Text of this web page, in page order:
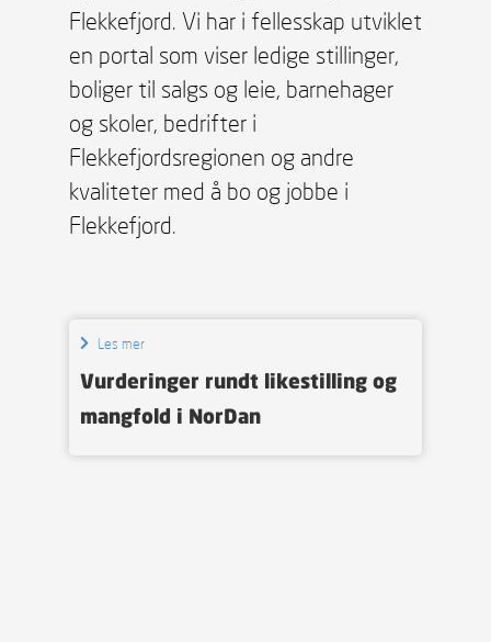
Flekkefjord. Vi har i fellesskap utviklet
en portal som viser ledige stillinger,
boliger til salgs og leie, barnehager
og skoler, bedrifter i
Flekkefjordsregionen og andre
kvaliteter med å bo og jobbe i
Flekkefjord.
Vurderinger rundt likestilling og
mangfold i NorDan
Les mer